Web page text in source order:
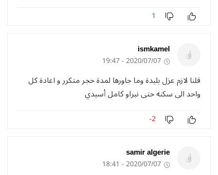
1
ismkamel
2020/07/07 - 19:47
قلنا لازم عزل بليدة وما جاورها لمدة حجر متكرر و اعادة كل
واحد الى سكنه حتى نبراو كامل أسيدي
-2
samir algerie
2020/07/07 - 18:41